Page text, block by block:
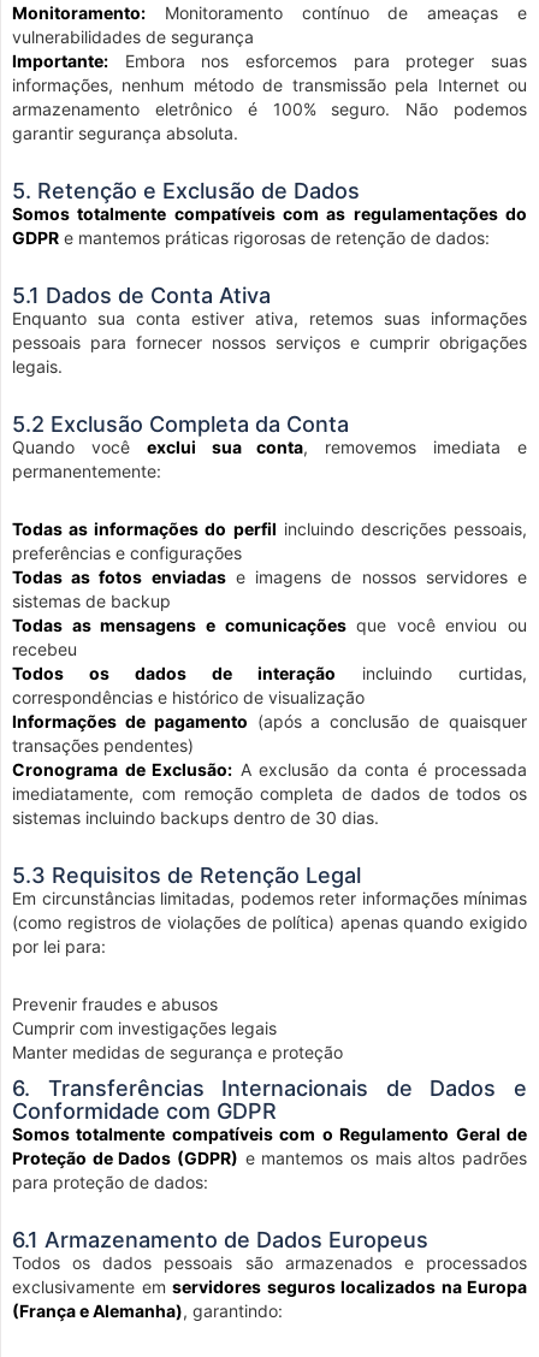
Monitoramento: Monitoramento contínuo de ameaças e
vulnerabilidades de segurança
Importante: Embora nos esforcemos para proteger suas
informações, nenhum método de transmissão pela Internet ou
armazenamento eletrônico é 100% seguro. Não podemos
garantir segurança absoluta.
5. Retenção e Exclusão de Dados
Somos totalmente compatíveis com as regulamentações do
GDPR e mantemos práticas rigorosas de retenção de dados:
5.1 Dados de Conta Ativa
Enquanto sua conta estiver ativa, retemos suas informações
pessoais para fornecer nossos serviços e cumprir obrigações
legais.
5.2 Exclusão Completa da Conta
Quando você exclui sua conta, removemos imediata e
permanentemente:
Todas as informações do perfil incluindo descrições pessoais,
preferências e configurações
Todas as fotos enviadase imagens de nossos servidores e
sistemas de backup
Todas as mensagens e comunicaçõesque você enviou ou
recebeu
Todos os dados de interação incluindo curtidas,
correspondências e histórico de visualização
Informações de pagamento (após a conclusão de quaisquer
transações pendentes)
Cronograma de Exclusão: A exclusão da conta é processada
imediatamente, com remoção completa de dados de todos os
sistemas incluindo backups dentro de 30 dias.
5.3 Requisitos de Retenção Legal
Em circunstâncias limitadas, podemos reter informações mínimas
(como registros de violações de política) apenas quando exigido
por lei para:
Prevenir fraudes e abusos
Cumprir com investigações legais
Manter medidas de segurança e proteção
6. Transferências Internacionais de Dados e
Conformidade com GDPR
Somos totalmente compatíveis com o Regulamento Geral de
Proteção de Dados (GDPR) e mantemos os mais altos padrões
para proteção de dados:
6.1 Armazenamento de Dados Europeus
Todos os dados pessoais são armazenados e processados
exclusivamente em servidores seguros localizados na Europa
(França e Alemanha), garantindo: